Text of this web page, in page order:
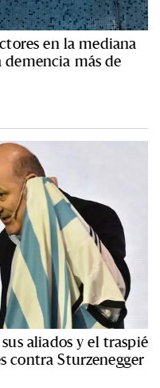
en la mediana
más de
aliados y el traspié
contra Sturzenegger